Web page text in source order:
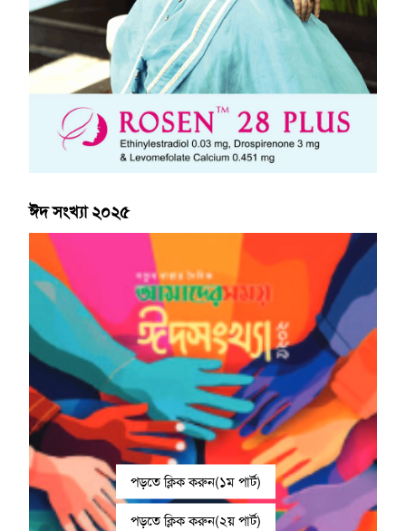
ঈদ সংখ্যা ২০২৫
পড়তে ক্লিক করুন(১ম পার্ট)
পড়তে ক্লিক করুন(২য় পার্ট)